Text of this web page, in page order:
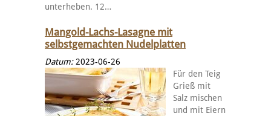
unterheben. 12…
Mangold-Lachs-Lasagne mit
selbstgemachten Nudelplatten
Datum:2023-06-26
Für den Teig
Grieß mit
Salz mischen
und mit Eiern